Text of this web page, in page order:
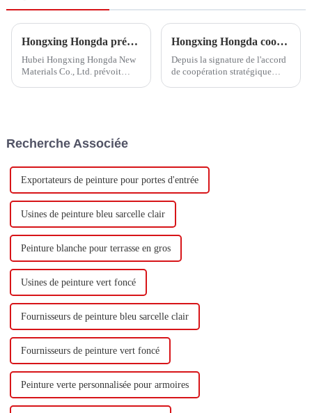
Hongxing Hongda prévoit d'investir 1,6 milliard de yuans pour construire une nouvelle usine de production d'émulsion d'une capacité de production de 510 000 tonnes par an.
Hubei Hongxing Hongda New
Materials Co., Ltd. prévoit
base d'eau et 60 000 tonnes de
Hongxing Hongda coopère avec Keshun Waterproof Technology Co., Ltd pour apporter un nouvel avenir à l'industrie
Depuis la signature de l'accord
de coopération stratégique
Recherche Associée
Exportateurs de peinture pour portes d'entrée
Usines de peinture bleu sarcelle clair
Peinture blanche pour terrasse en gros
Usines de peinture vert foncé
Fournisseurs de peinture bleu sarcelle clair
Fournisseurs de peinture vert foncé
Peinture verte personnalisée pour armoires